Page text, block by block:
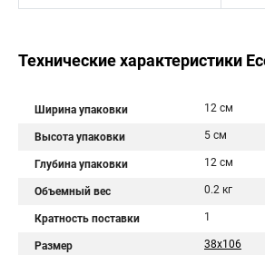
Технические характеристики
Ширина упаковки 12 см
Высота упаковки 5 см
Глубина упаковки 12 см
Объемный вес 0.2 кг
Кратность поставки 1
Размер 38x106